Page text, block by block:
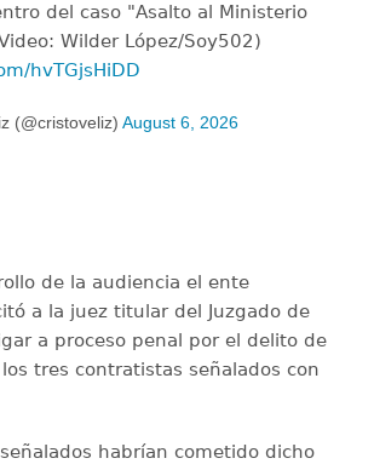
del caso "Asalto al Ministerio
Wilder López/Soy502)
hvTGjsHiDD
(@cristoveliz) August 6, 2026
de la audiencia el ente
a la juez titular del Juzgado de
a proceso penal por el delito de
tres contratistas señalados con
habrían cometido dicho